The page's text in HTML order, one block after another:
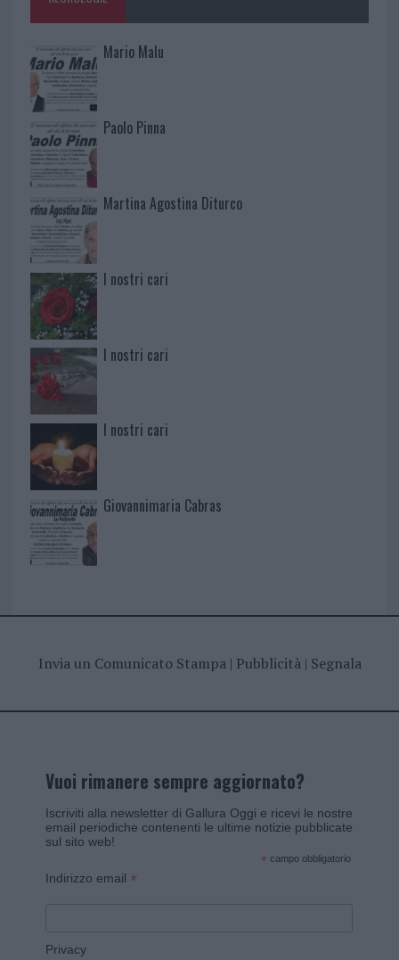
Mario Malu
Paolo Pinna
Martina Agostina Diturco
I nostri cari
I nostri cari
I nostri cari
Giovannimaria Cabras
Invia un Comunicato Stampa| Pubblicità| Segnala
Vuoi rimanere sempre aggiornato?
Iscriviti alla newsletter di Gallura Oggi e ricevi le nostre
email periodiche contenenti le ultime notizie pubblicate
sul sito web!
* campo obbligatorio
Indirizzo email *
Privacy